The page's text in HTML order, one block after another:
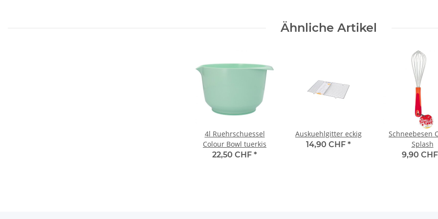
Ähnliche Artikel
4l Ruehrschuessel
Colour Bowl tuerkis
22,50 CHF *
Auskuehlgitter eckig
14,90 CHF *
Schneebesen
Splash
9,90 CHF